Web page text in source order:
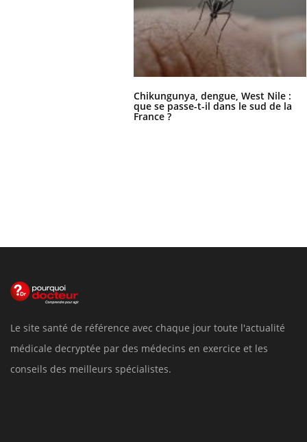
Chikungunya, dengue, West Nile :
que se passe-t-il dans le sud de la
France ?
Le site santé de référence avec chaque jour toute l'actualité
médicale decryptée par des médecins en exercice et les
conseils des meilleurs spécialistes.